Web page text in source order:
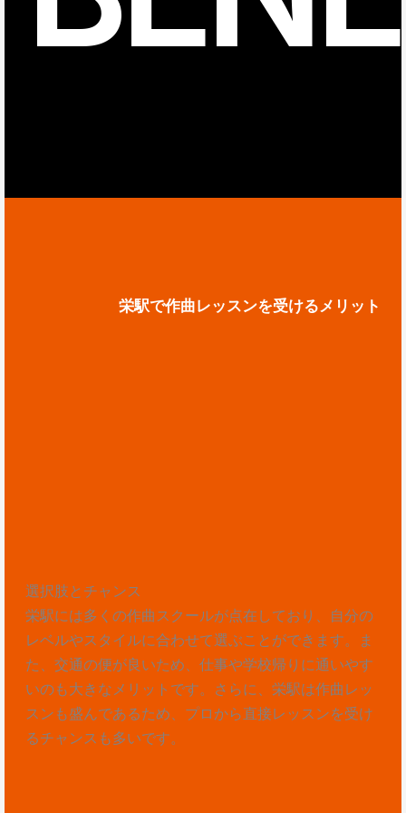
栄駅で作曲レッスンを受けるメリット
選択肢とチャンス
栄駅には多くの作曲スクールが点在しており、自分の
レベルやスタイルに合わせて選ぶことができます。ま
た、交通の便が良いため、仕事や学校帰りに通いやす
いのも大きなメリットです。さらに、栄駅は作曲レッ
スンも盛んであるため、プロから直接レッスンを受け
るチャンスも多いです。